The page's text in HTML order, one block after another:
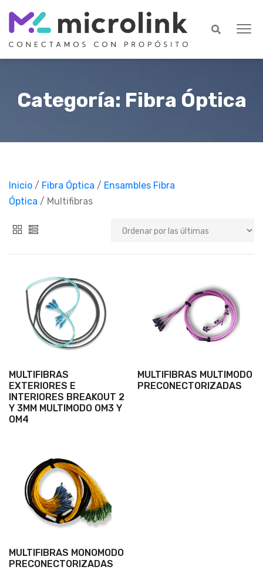
Categoría: Fibra Óptica
Inicio / Fibra Óptica / Ensambles Fibra
Óptica / Multifibras
MULTIFIBRAS
EXTERIORES E
INTERIORES BREAKOUT 2
Y 3MM MULTIMODO OM3 Y
OM4
MULTIFIBRAS MULTIMODO
PRECONECTORIZADAS
MULTIFIBRAS MONOMODO
PRECONECTORIZADAS